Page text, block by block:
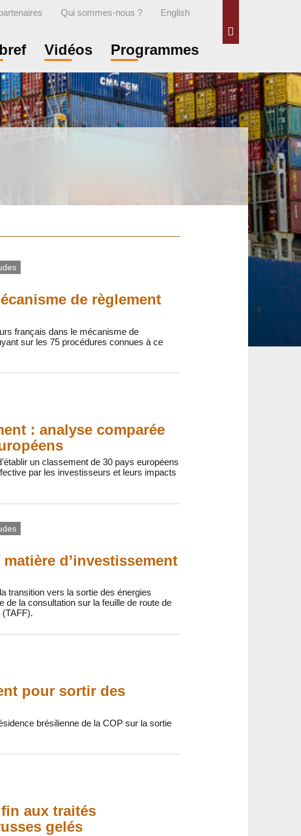
Qui sommes-nous ? English
Vidéos Programmes
de règlement
français dans le mécanisme de
sur les 75 procédures connues à ce
: analyse comparée
un classement de 30 pays européens
par les investisseurs et leurs impacts
d’investissement
transition vers la sortie des énergies
de la consultation sur la feuille de route de
pour sortir des
brésilienne de la COP sur la sortie
aux traités
gelés